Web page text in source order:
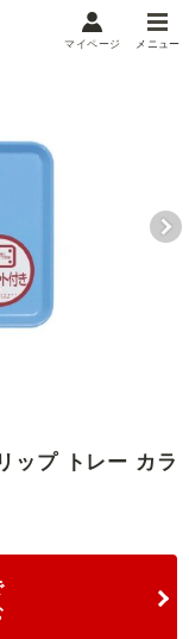
メニュー
マイページ
ップ トレー カラ